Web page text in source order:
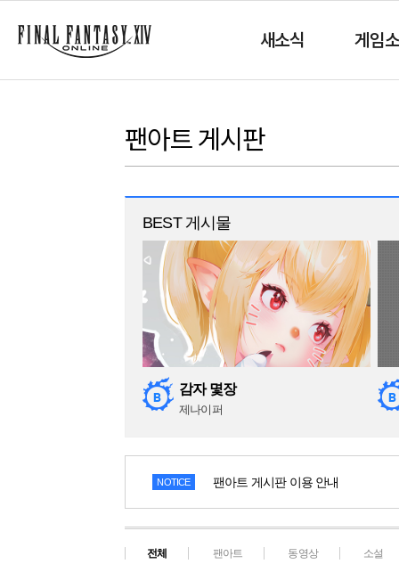
새소식 게임
팬아트 게시판
BEST 게시물
감자 몇장
제나이퍼
NOTICE 팬아트 게시판 이용 안내
전체 팬아트 동영상 소설